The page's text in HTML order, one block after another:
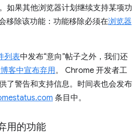
如果其他浏览器计划继续支持某项功
移除该功能：功能移除必须在浏览器
列表中发布“意向”帖子之外，我们还
客中宣布弃用。 Chrome 开发者工
了警告和支持信息。时间表也会发布
条目中。
用的功能